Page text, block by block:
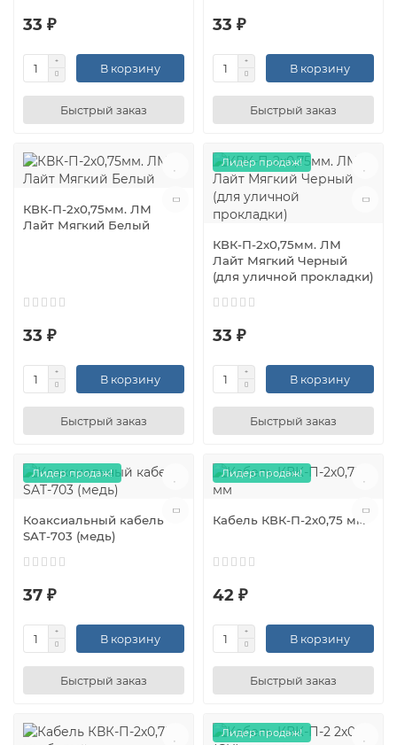
33 ₽
В корзину
Быстрый заказ
33 ₽
В корзину
Быстрый заказ
КВК-П-2х0,75мм. ЛМ
Лайт Мягкий Белый
33 ₽
В корзину
Быстрый заказ
Лидер продаж!
КВК-П-2х0,75мм. ЛМ
Лайт Мягкий Черный
(для уличной прокладки)
33 ₽
В корзину
Быстрый заказ
Лидер продаж!
Коаксиальный кабель
SAT-703 (медь)
37 ₽
В корзину
Быстрый заказ
Лидер продаж!
Кабель КВК-П-2х0,75 мм
42 ₽
В корзину
Быстрый заказ
Лидер продаж!